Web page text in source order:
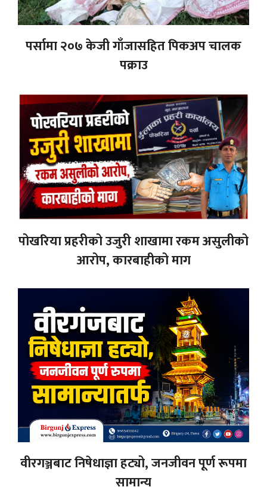
पर्सामा २०७ केजी गाँजासहित पिकअप चालक
पक्राउ
पोखरिया प्रहरीको उजुरी शाखामा रकम असुलीको
आरोप, कारबाहीको माग
वीरगञ्जबाट निषेधाज्ञा हट्यो, जनजीवन पूर्ण रूपमा